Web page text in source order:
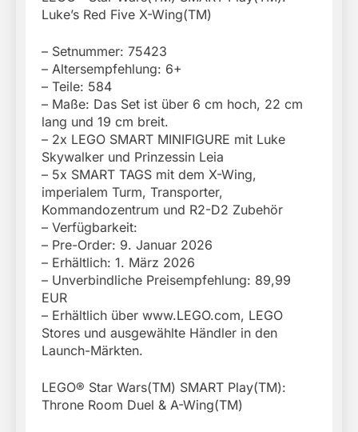
Luke’s Red Five X-Wing(TM)
– Setnummer: 75423
– Altersempfehlung: 6+
– Teile: 584
– Maße: Das Set ist über 6 cm hoch, 22 cm
lang und 19 cm breit.
– 2x LEGO SMART MINIFIGURE mit Luke
Skywalker und Prinzessin Leia
– 5x SMART TAGS mit dem X-Wing,
imperialem Turm, Transporter,
Kommandozentrum und R2-D2 Zubehör
– Verfügbarkeit:
– Pre-Order: 9. Januar 2026
– Erhältlich: 1. März 2026
– Unverbindliche Preisempfehlung: 89,99
EUR
– Erhältlich über www.LEGO.com, LEGO
Stores und ausgewählte Händler in den
Launch-Märkten.
LEGO® Star Wars(TM) SMART Play(TM):
Throne Room Duel & A-Wing(TM)